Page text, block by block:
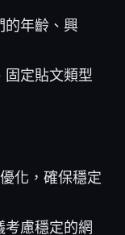
的年齡、興
固定貼文類型
化，確保穩定
慮穩定的網